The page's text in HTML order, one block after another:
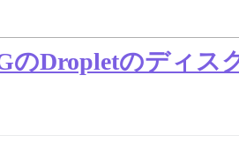
のDropletのディス